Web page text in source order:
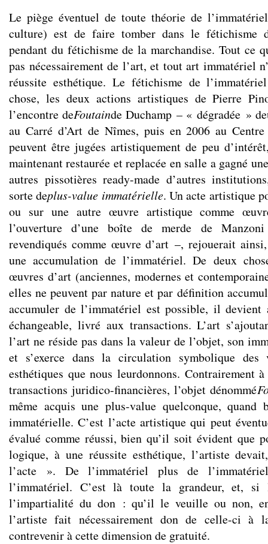
Le piège éventuel de toute théorie de
culture) est de faire tomber dans le fétichisme
pendant du fétichisme de la marchandise. Tout ce
pas nécessairement de l’art, et tout art immatériel
réussite esthétique. Le fétichisme de
chose, les deux actions artistiques de Pierre
l’encontre deFoutainde Duchamp – « dégradée »
au Carré d’Art de Nîmes, puis en 2006 au
peuvent être jugées artistiquement de peu
maintenant restaurée et replacée en salle a gagné
autres pissotières ready-made d’autres
sorte deplus-value immatérielle. Un acte artistique
ou sur une autre œuvre artistique comme
l’ouverture d’une boîte de merde de
revendiqués comme œuvre d’art –, rejouerait
une accumulation de l’immatériel. De deux
œuvres d’art (anciennes, modernes et
elles ne peuvent par nature et par définition
accumuler de l’immatériel est possible, il devient
échangeable, livré aux transactions. L’art
l’art ne réside pas dans la valeur de l’objet, son
et s’exerce dans la circulation symbolique des
esthétiques que nous leurdonnons. Contrairement
transactions juridico-financières, l’objet dénommé
même acquis une plus-value quelconque, quand
immatérielle. C’est l’acte artistique qui peut
évalué comme réussi, bien qu’il soit évident que
logique, à une réussite esthétique, l’artiste
l’acte ». De l’immatériel plus de
l’immatériel. C’est là toute la grandeur, et, si
l’impartialité du don : qu’il le veuille ou non,
l’artiste fait nécessairement don de celle-ci à
contrevenir à cette dimension de gratuité.